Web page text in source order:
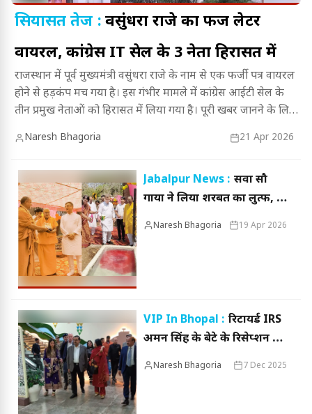
सियासत तेज : वसुंधरा राजे का फर्जी लेटर
वायरल, कांग्रेस IT सेल के 3 नेता हिरासत में
राजस्थान में पूर्व मुख्यमंत्री वसुंधरा राजे के नाम से एक फर्जी पत्र वायरल
होने से हड़कंप मच गया है। इस गंभीर मामले में कांग्रेस आईटी सेल के
तीन प्रमुख नेताओं को हिरासत में लिया गया है। पूरी खबर जानने के लिए
इसके राजनीतिक मायने।
Naresh Bhagoria 21 Apr 2026
Jabalpur News : सवा सौ
गायों ने लिया शरबत का लुत्फ, 3
क्विंटल तरबूज भी खाए!
Naresh Bhagoria 19 Apr 2026
VIP In Bhopal : रिटायर्ड IRS
अमन सिंह के बेटे के रिसेप्शन में
भोपाल पहुंचे गौतम अडाणी, कई
Naresh Bhagoria 7 Dec 2025